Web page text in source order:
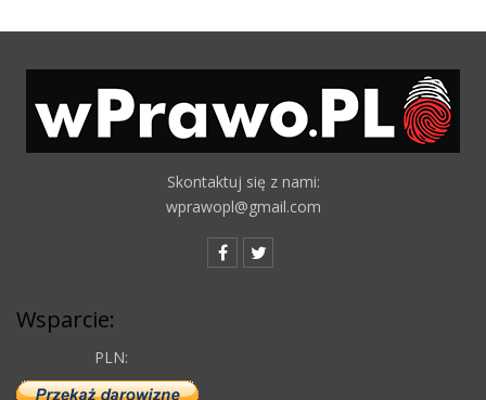
Skontaktuj się z nami:
wprawopl@gmail.com
Wsparcie:
PLN: